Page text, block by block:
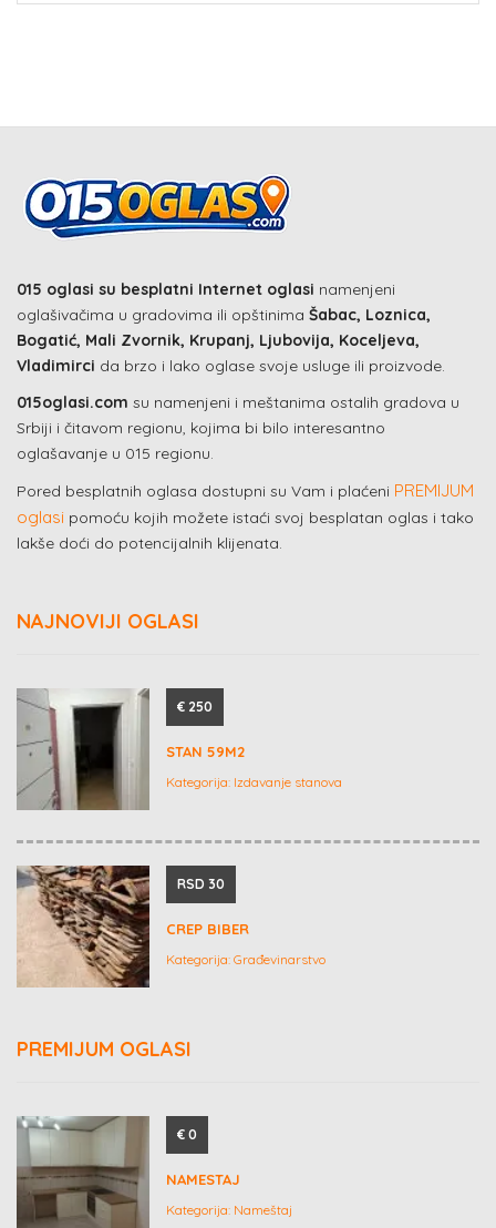
015 oglasi su besplatni Internet oglasi namenjeni
oglašivačima u gradovima ili opštinima Šabac, Loznica,
Bogatić, Mali Zvornik, Krupanj, Ljubovija, Koceljeva,
Vladimirci da brzo i lako oglase svoje usluge ili proizvode.
015oglasi.com su namenjeni i meštanima ostalih gradova u
Srbiji i čitavom regionu, kojima bi bilo interesantno
oglašavanje u 015 regionu.
Pored besplatnih oglasa dostupni su Vam i plaćeni PREMIJUM
oglasi pomoću kojih možete istaći svoj besplatan oglas i tako
lakše doći do potencijalnih klijenata.
NAJNOVIJI OGLASI
€ 250
STAN 59M2
Kategorija: Izdavanje stanova
RSD 30
CREP BIBER
Kategorija: Građevinarstvo
PREMIJUM OGLASI
€ 0
NAMESTAJ
Kategorija: Nameštaj